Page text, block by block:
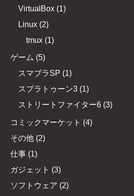
VirtualBox (1)
Linux (2)
tmux (1)
ゲーム (5)
スマブラSP (1)
スプラトゥーン3 (1)
ストリートファイター6 (3)
コミックマーケット (4)
その他 (2)
仕事 (1)
ガジェット (3)
ソフトウェア (2)